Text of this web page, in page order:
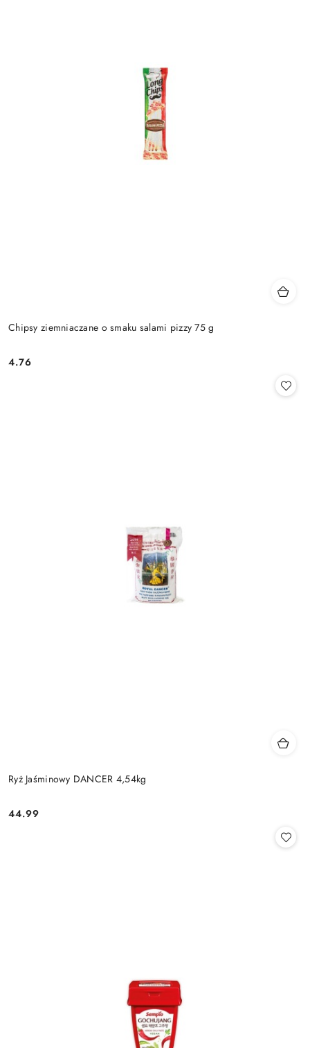
Chipsy ziemniaczane o smaku salami pizzy 75 g
Cena:
4.76
Ryż Jaśminowy DANCER 4,54kg
Cena:
44.99